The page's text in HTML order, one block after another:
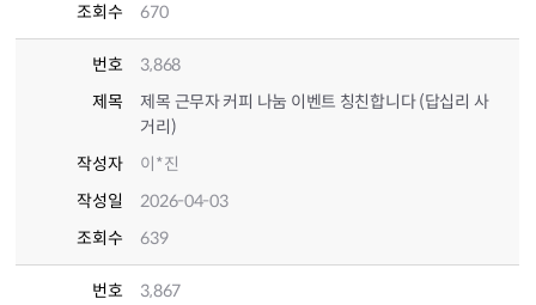
조회수
670
번호
3,868
제목
제목 근무자 커피 나눔 이벤트 칭친합니다 (답십리 사
거리)
작성자
이*진
작성일
2026-04-03
조회수
639
번호
3,867